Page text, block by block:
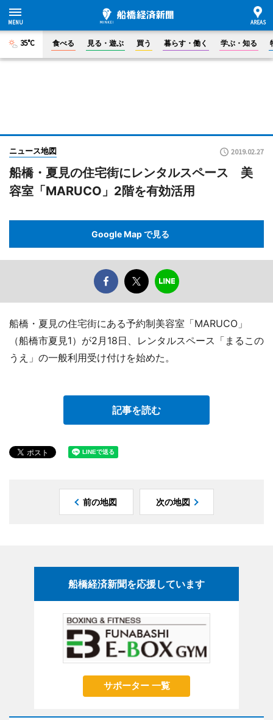
35°C 食べる 見る・遊ぶ 買う 暮らす・働く 学ぶ・知る
ニュース地図 2019.02.27
船橋・夏見の住宅街にレンタルスペース 美
容室「MARUCO」2階を有効活用
Google Map で見る
船橋・夏見の住宅街にある予約制美容室「MARUCO」
（船橋市夏見1）が2月18日、レンタルスペース「まるこの
うえ」の一般利用受け付けを始めた。
記事を読む
前の地図 次の地図
船橋経済新聞を応援しています
サポーター 一覧